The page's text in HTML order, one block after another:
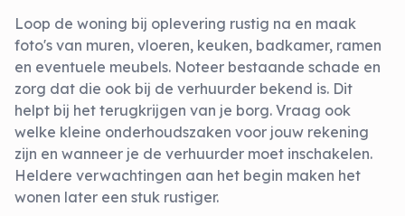
Loop de woning bij oplevering rustig na en maak
foto's van muren, vloeren, keuken, badkamer, ramen
en eventuele meubels. Noteer bestaande schade en
zorg dat die ook bij de verhuurder bekend is. Dit
helpt bij het terugkrijgen van je borg. Vraag ook
welke kleine onderhoudszaken voor jouw rekening
zijn en wanneer je de verhuurder moet inschakelen.
Heldere verwachtingen aan het begin maken het
wonen later een stuk rustiger.